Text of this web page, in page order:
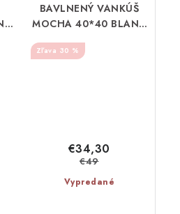
BAVLNENÝ VANKÚŠ
MOCHA 40*40 BLANC
30 %
Vypredané
€34,30
€49